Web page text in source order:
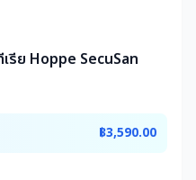
รีย Hoppe SecuSan
฿3,590.00